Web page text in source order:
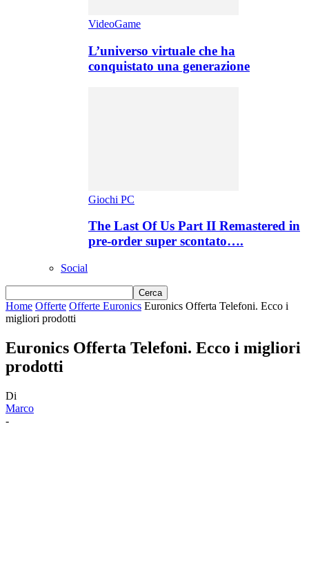
VideoGame
L’universo virtuale che ha
conquistato una generazione
Giochi PC
The Last Of Us Part II Remastered in
pre-order super scontato….
Social
Home Offerte Offerte Euronics Euronics Offerta Telefoni. Ecco i
migliori prodotti
Euronics Offerta Telefoni. Ecco i migliori
prodotti
Di
Marco
-